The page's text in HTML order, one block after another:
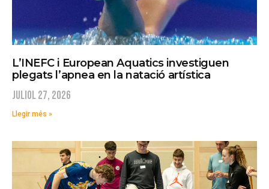
L’INEFC i European Aquatics investiguen
plegats l’apnea en la natació artística
juliol 27, 2026
Llegir més »